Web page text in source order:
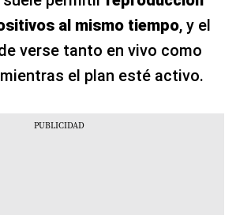
al mismo tiempo, y el
verse tanto en vivo como
el plan esté activo.